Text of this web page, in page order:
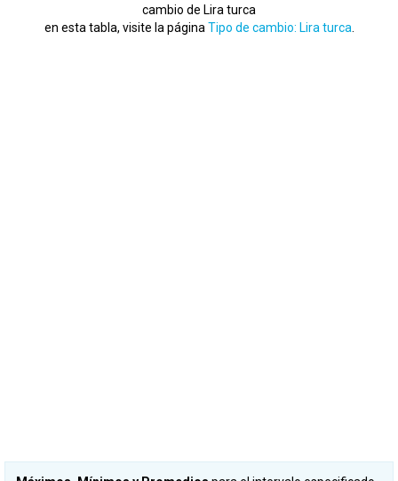
cambio de Lira turca
en esta tabla, visite la página Tipo de cambio: Lira turca